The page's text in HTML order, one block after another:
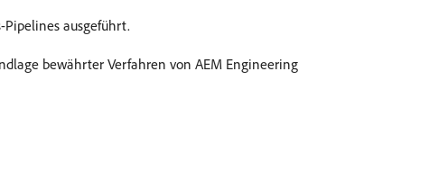
ausgeführt.
bewährter Verfahren von AEM Engineering